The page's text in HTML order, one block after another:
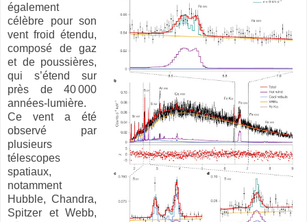
également
célèbre pour son
vent froid étendu,
composé de gaz
et de poussières,
qui s’étend sur
près de 40000
années-lumière.
Ce vent a été
observé par
plusieurs
télescopes
spatiaux,
notamment
Hubble, Chandra,
Spitzer et Webb,